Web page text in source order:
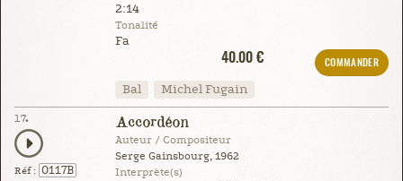
2:14
Tonalité
Fa
40.00 €
COMMANDER
Bal Michel Fugain
17.
Réf : 0117B
Accordéon
Auteur / Compositeur
Serge Gainsbourg, 1962
Interprète(s)